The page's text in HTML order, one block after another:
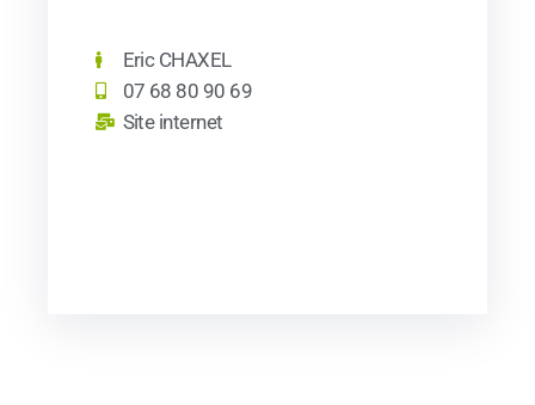
Eric CHAXEL
07 68 80 90 69
Site internet